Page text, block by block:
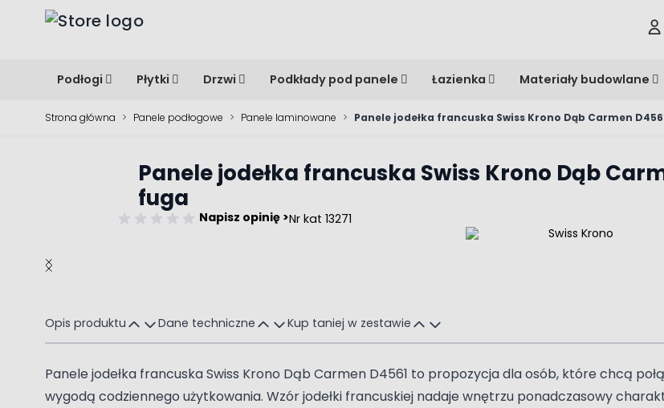
Przejdź do treści
Podłogi Płytki Drzwi Podkłady pod panele Łazienka Materiały budowlane
Strona główna > Panele podłogowe > Panele laminowane > Panele jodełka francuska Swiss Krono Dąb Carmen
Panele jodełka francuska Swiss Krono Dąb
fuga
Napisz opinię >Nr kat 13271
Main image
Click to view image in fullscreen
Opis produktu Dane techniczne Kup taniej w zestawie
Panele jodełka francuska Swiss Krono Dąb Carmen D4561 to propozycja dla osób, które chcą
wygodą codziennego użytkowania. Wzór jodełki francuskiej nadaje wnętrzu ponadczasowy